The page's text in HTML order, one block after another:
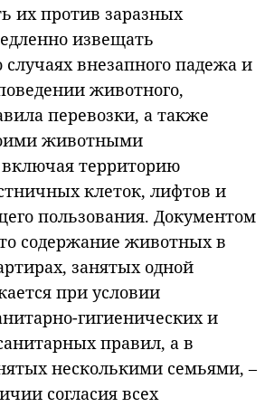
их против заразных
извещать
случаях внезапного падежа и
животного,
перевозки, а также
животными
территорию
клеток, лифтов и
пользования. Документом
содержание животных в
занятых одной
при условии
гигиенических и
правил, а в
несколькими семьями, –
согласия всех